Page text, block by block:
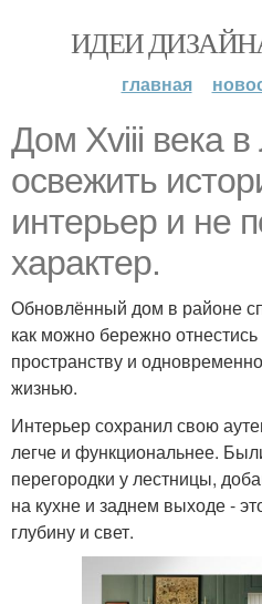
ИДЕИ
главная
Дом Xviii века в
освежить
интерьер и не
характер.
Обновлённый дом в районе
как можно бережно
пространству и
жизнью.
Интерьер сохранил свою
легче и функциональнее.
перегородки у лестницы,
на кухне и заднем выходе -
глубину и свет.